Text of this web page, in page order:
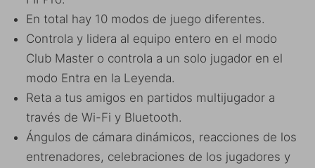
En total hay 10 modos de juego diferentes.
Controla y lidera al equipo entero en el modo
Club Master o controla a un solo jugador en el
modo Entra en la Leyenda.
Reta a tus amigos en partidos multijugador a
través de Wi-Fi y Bluetooth.
Ángulos de cámara dinámicos, reacciones de los
entrenadores, celebraciones de los jugadores y